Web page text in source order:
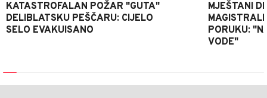
KATASTROFALAN POŽAR "GUTA"
DELIBLATSKU PEŠČARU: CIJELO
SELO EVAKUISANO
MJEŠTANI
PORUKU:
VODE"